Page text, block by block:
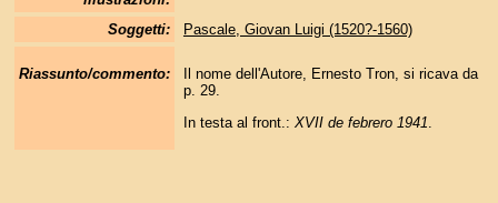
Soggetti: Pascale, Giovan Luigi (1520?-1560)
Riassunto/commento:
Il nome dell'Autore, Ernesto Tron, si ricava da
p. 29.
In testa al front.: XVII de febrero 1941